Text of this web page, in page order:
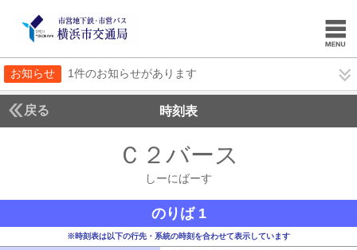
お知らせ 1件のお知らせがあります
戻る 時刻表
Ｃ２バース
しーにばーす
のりば 1
※時刻表は以下の行先・系統の時刻を合わせて表示しています